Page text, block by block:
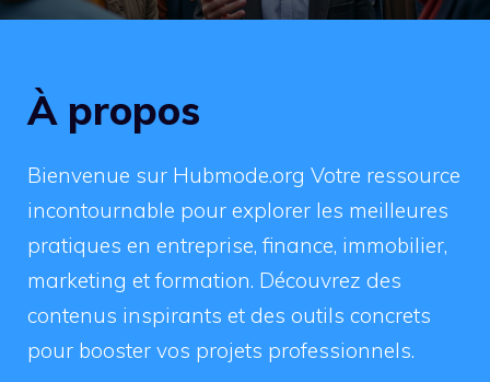
À propos
Bienvenue sur Hubmode.org Votre ressource
incontournable pour explorer les meilleures
pratiques en entreprise, finance, immobilier,
marketing et formation. Découvrez des
contenus inspirants et des outils concrets
pour booster vos projets professionnels.